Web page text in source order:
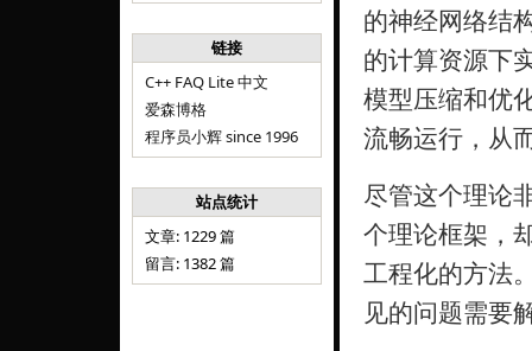
链接
C++ FAQ Lite 中文
爱森博格
程序员小辉 since 1996
站点统计
文章: 1229 篇
留言: 1382 篇
的神经网络结
的计算资源下
模型压缩和优
流畅运行，从
尽管这个理论
个理论框架，
工程化的方法
见的问题需要